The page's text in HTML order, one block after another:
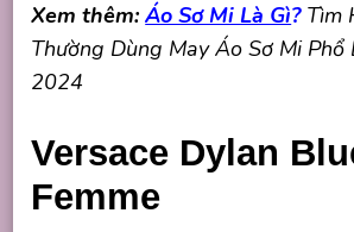
Xem thêm: Áo Sơ Mi Là Gì?Tìm
Thường Dùng May Áo Sơ Mi Phổ
2024
Versace Dylan
Femme